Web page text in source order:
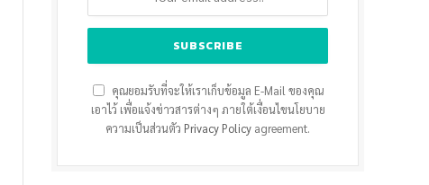
คุณยอมรับที่จะให้เราเก็บข้อมูล E-Mail ของคุณ
เอาไว้ เพื่อแจ้งข่าวสารต่างๆ ภายใต้เงื่อนไขนโยบาย
ความเป็นส่วนตัว Privacy Policy agreement.